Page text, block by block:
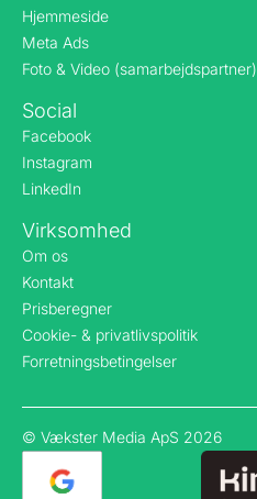
Hjemmeside
Meta Ads
Foto & Video (samarbejdspartner)
Social
Facebook
Instagram
LinkedIn
Virksomhed
Om os
Kontakt
Prisberegner
Cookie- & privatlivspolitik
Forretningsbetingelser
© Vækster Media ApS 2026